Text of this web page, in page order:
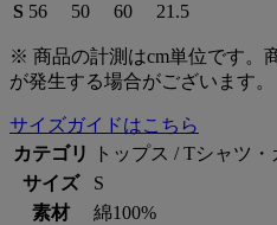
S 56 50 60 21.5
※ 商品の計測はcm単位です。
が発生する場合がございます。
サイズガイドはこちら
カテゴリ
トップス / Tシャツ
サイズ
S
素材
綿100%